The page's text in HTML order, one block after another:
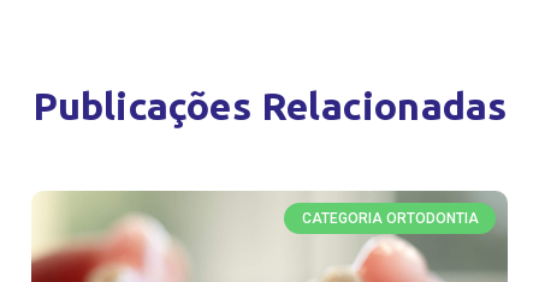
Publicações Relacionadas
CATEGORIA ORTODONTIA